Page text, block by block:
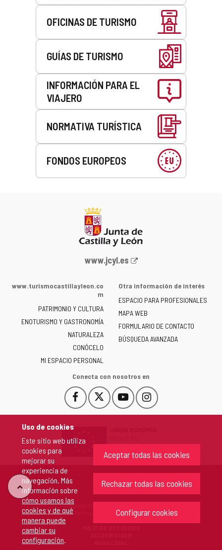
Uso de cookies
Este sitio web utiliza
cookies para
mejorar su
experiencia de
navegación. Más
información sobre
cómo usamos las
cookies y de qué
manera puede
cambiar su
configuración.
Aceptar todas las cookies
Rechazar todas las cookies
Configurar cookies
OFICINAS DE TURISMO
GUÍAS DE TURISMO
INFORMACIÓN PARA EL
VIAJERO
NORMATIVA TURÍSTICA
FONDOS EUROPEOS
Portal
la
de
Castilla
y
León
-
www.jcyl.es
www.turismocastillayleon.co
m
PATRIMONIO Y CULTURA
ENOTURISMO Y GASTRONOMÍA
NATURALEZA
CONÓCELO
MI ESPACIO PERSONAL
Otra información de interés
ESPACIO PARA PROFESIONALES
MAPA WEB
FORMULARIO DE CONTACTO
BÚSQUEDA AVANZADA
Conecta con nosotros en
Facebook
Este
enlace
en
nueva.
Este
enlace
una
ventana
nueva.
YouTube
Este
enlace
una
ventana
nueva.
Instagram
Este
enlace
una
ventana
nueva.
"Volver
arriba"
Copyright 2026 - Junta de Castilla y León
Todos los derechos reservados.